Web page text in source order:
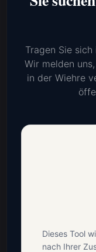
Tragen Sie
Wir melden
in der Wiehre
Dieses Tool
nach Ihrer